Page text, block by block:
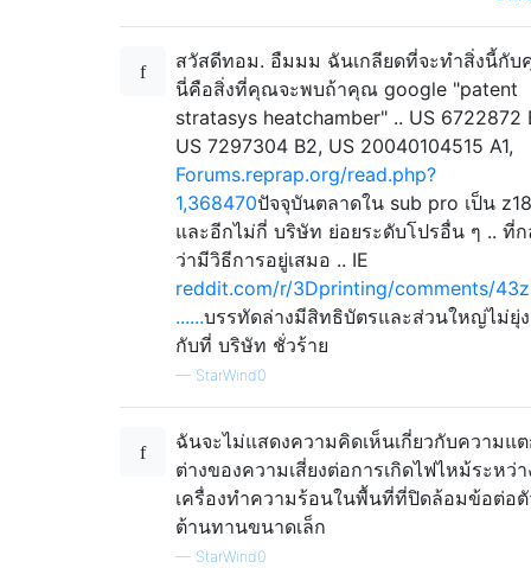
สวัสดีทอม. อืมมม ฉันเกลียดที่จะทำสิ่งนี้กั
นี่คือสิ่งที่คุณจะพบถ้าคุณ google "patent
stratasys heatchamber" .. US 6722872
US 7297304 B2, US 20040104515 A1,
Forums.reprap.org/read.php?
1,368470ปัจจุบันตลาดใน sub pro เป็น z18
และอีกไม่กี่ บริษัท ย่อยระดับโปรอื่น ๆ .. ที่ก
ว่ามีวิธีการอยู่เสมอ .. IE
reddit.com/r/3Dprinting/comments/
......บรรทัดล่างมีสิทธิบัตรและส่วนใหญ่ไม่ยุ่ง
กับที่ บริษัท ชั่วร้าย
— StarWind0
ฉันจะไม่แสดงความคิดเห็นเกี่ยวกับความแ
ต่างของความเสี่ยงต่อการเกิดไฟไหม้ระหว่า
เครื่องทำความร้อนในพื้นที่ที่ปิดล้อมข้อต่อ
ต้านทานขนาดเล็ก
— StarWind0